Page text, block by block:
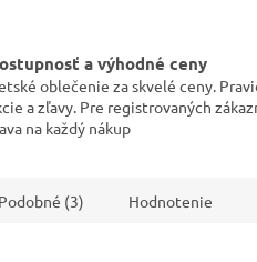
a výhodné ceny
oblečenie za skvelé ceny.
a zľavy. Pre registrovaných
na každý nákup
Podobné (3) Hodnotenie